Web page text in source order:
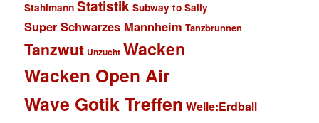
Stahlmann Statistik Subway to Sally
Super Schwarzes Mannheim Tanzbrunnen
Tanzwut Unzucht Wacken
Wacken Open Air
Wave Gotik Treffen Welle:Erdball